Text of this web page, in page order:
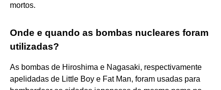
mortos.
Onde e quando as bombas nucleares foram
utilizadas?
As bombas de Hiroshima e Nagasaki, respectivamente
apelidadas de Little Boy e Fat Man, foram usadas para